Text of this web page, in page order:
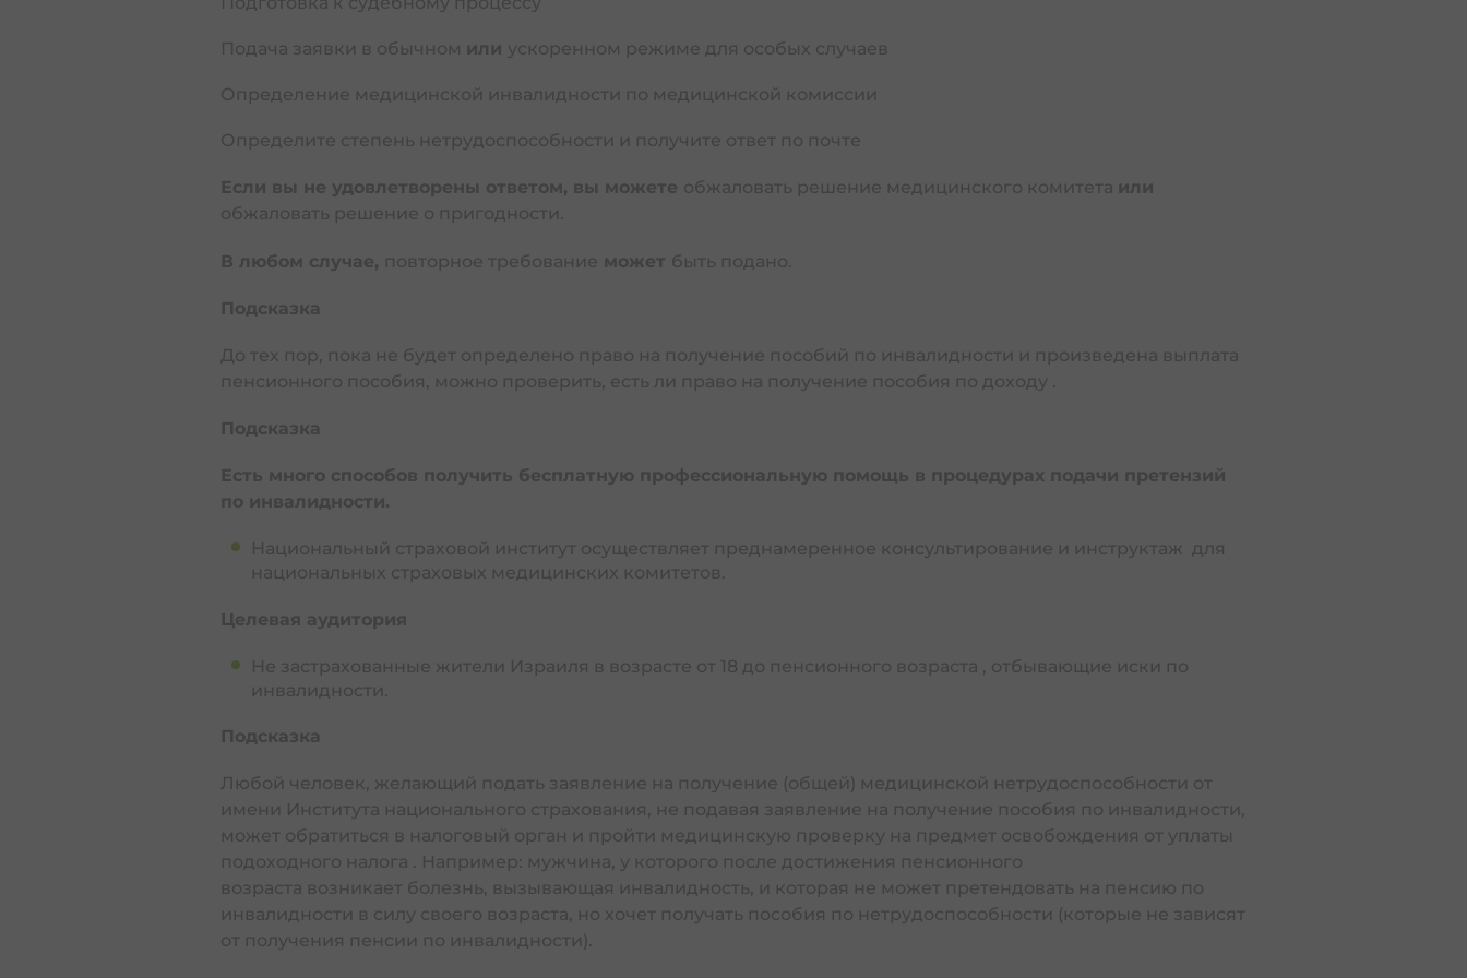
Подача заявки в обычном или ускоренном режиме для особых случаев
Определение медицинской инвалидности по медицинской комиссии
Определите степень нетрудоспособности и получите ответ по почте
Если вы не удовлетворены ответом, вы можете обжаловать решение медицинского комитета или
обжаловать решение о пригодности.
В любом случае, повторное требование может быть подано.
Подсказка
До тех пор, пока не будет определено право на получение пособий по инвалидности и произведена выплата
пенсионного пособия, можно проверить, есть ли право на получение пособия по доходу .
Подсказка
Есть много способов получить бесплатную профессиональную помощь в процедурах подачи претензий
по инвалидности.
Национальный страховой институт осуществляет преднамеренное консультирование и инструктаж для
национальных страховых медицинских комитетов.
Целевая аудитория
Не застрахованные жители Израиля в возрасте от 18 до пенсионного возраста , отбывающие иски по
инвалидности.
Подсказка
Любой человек, желающий подать заявление на получение (общей) медицинской нетрудоспособности от
имени Института национального страхования, не подавая заявление на получение пособия по инвалидности,
может обратиться в налоговый орган и пройти медицинскую проверку на предмет освобождения от уплаты
подоходного налога . Например: мужчина, у которого после достижения пенсионного
возраста возникает болезнь, вызывающая инвалидность, и которая не может претендовать на пенсию по
инвалидности в силу своего возраста, но хочет получать пособия по нетрудоспособности (которые не зависят
от получения пенсии по инвалидности).
מביטוח לאומי
Несчастный случай на производстве
Производственная травма
Медицинское обслуживание пострадавшего | טיפול רפואי לנפגע
Дмей пгия: выплата после производственной травмы | דמי פגיעה
Трудоспособность в Израиле | כושר עבודה בישראל
Пособие по инвалидности
Несчастный случай в Израиле | תאונה בישראל
Памятка пострадавшим на работе
Инвалидность в Израиле | נכות בישראל
Пособие по инвалидности | קצבת נכות
Инвалидность при онкологии в Израиле | נכות באונקולוגיה
Оплата услуг скорой помощи Израиля | תשלום עבור שירותי אמבולנס בישראל
Конец жизни (смерть)
Руководство по готовности к концу жизни | מדריך היערכות לסוף החיים
Похороны в Израиле | הלוויה בישראל
Руководство для членов семьи, занимающихся смертью и погребением | מדריך לבני משפחה
המתמודדים עם מוות וקבורה